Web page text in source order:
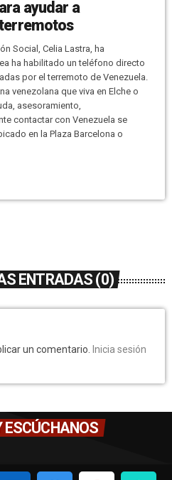
ayudar a
Social, Celia Lastra, ha
ha habilitado un teléfono directo
por el terremoto de Venezuela.
venezolana que viva en Elche o
asesoramiento,
contactar con Venezuela se
en la Plaza Barcelona o
ENTRADAS (0)
un comentario.
Inicia sesión
ESCÚCHANOS